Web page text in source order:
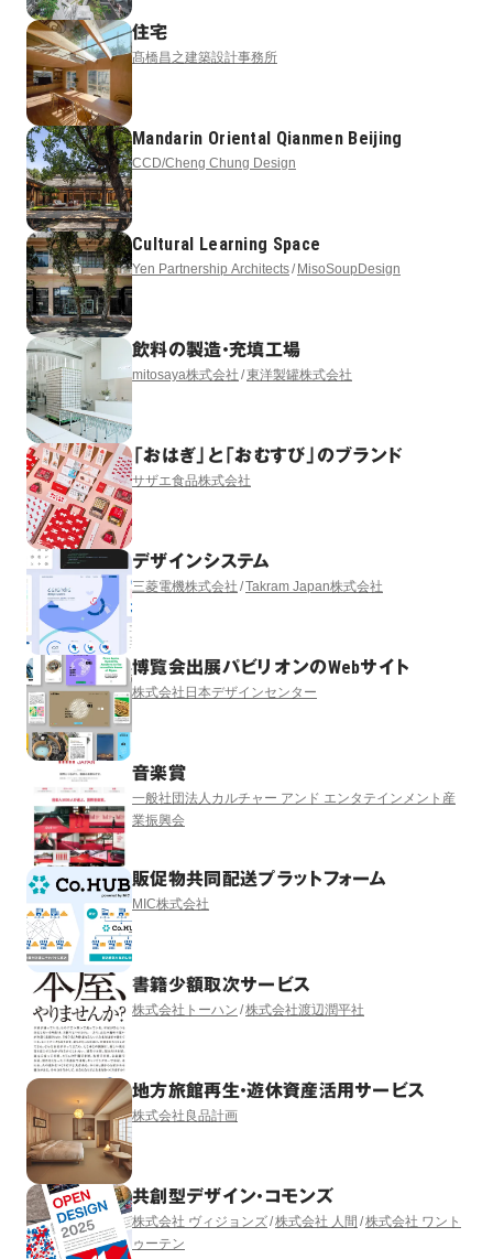
住宅
髙橋昌之建築設計事務所
Mandarin Oriental Qianmen Beijing
CCD/Cheng Chung Design
Cultural Learning Space
Yen Partnership Architects MisoSoupDesign
飲料の製造・充填工場
mitosaya株式会社 東洋製罐株式会社
「おはぎ」と「おむすび」のブランド
サザエ食品株式会社
デザインシステム
三菱電機株式会社 Takram Japan株式会社
博覧会出展パビリオンのWebサイト
株式会社日本デザインセンター
音楽賞
一般社団法人カルチャー アンド エンタテインメント産
業振興会
販促物共同配送プラットフォーム
MIC株式会社
書籍少額取次サービス
株式会社トーハン 株式会社渡辺潤平社
地方旅館再生・遊休資産活用サービス
株式会社良品計画
共創型デザイン・コモンズ
株式会社 ヴィジョンズ 株式会社 人間 株式会社 ワント
ゥーテン